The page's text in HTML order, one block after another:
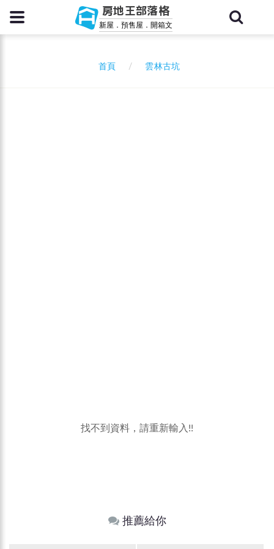
房地王部落格
新屋．預售屋．開箱文
首頁 雲林古坑
找不到資料，請重新輸入!!
推薦給你